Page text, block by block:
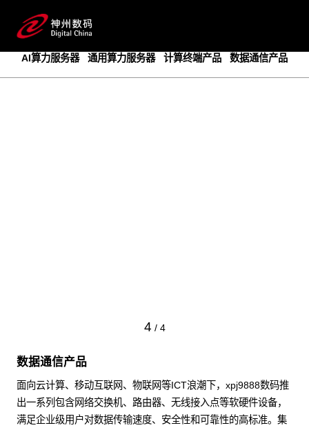
AI算力服务器
通用算力服务器 计算终端产品 数据通信产品
4 / 4
数据通信产品
面向云计算、移动互联网、物联网等ICT浪潮下，xpj9888数码推
出一系列包含网络交换机、路由器、无线接入点等软硬件设备，
满足企业级用户对数据传输速度、安全性和可靠性的高标准。集